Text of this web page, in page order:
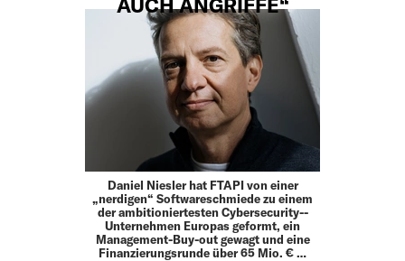
Daniel Niesler hat FTAPI von einer
„nerdigen“ Softwareschmiede zu einem
der ambitioniertesten Cybersecurity-­
Unternehmen Europas geformt, ein
Management-Buy-out gewagt und eine
Finanzierungsrunde über 65 Mio. € …